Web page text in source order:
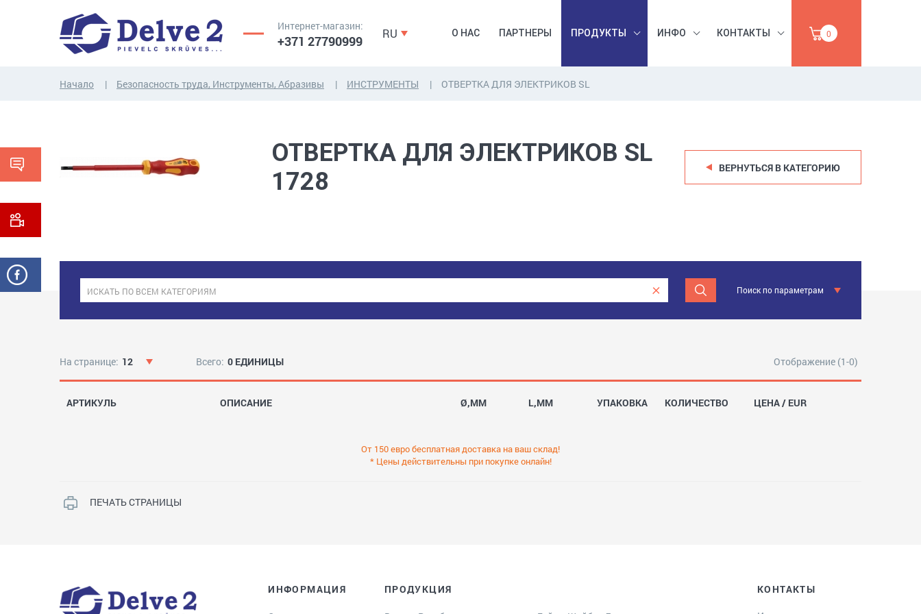
Интернет-магазин:
+371 27790999 RU О НАС ПАРТНЕРЫ ПРОДУКТЫ
ДЮБЕЛЬГВОЗДЬ,
ЯКОРЯ, КРЕПЕЖИ
ФУРНИТУРА,
ЛЕНТЫ, ГВОЗДИ
БУМАГА,
РАСПРОДАЖА
ИНФО КОНТАКТЫ 0
Начало Безопасность труда, Инструменты, Абразивы ИНСТРУМЕНТЫ ОТВЕРТКА ДЛЯ ЭЛЕКТРИКОВ SL
ОТВЕРТКА ДЛЯ ЭЛЕКТРИКОВ SL
1728
ВЕРНУТЬСЯ В КАТЕГОРИЮ
Поиск по параметрам
На странице: 12 Всего: 0 ЕДИНИЦЫ Отображение (1-0)
АРТИКУЛЬ ОПИСАНИЕ Ø,MM L,MM УПАКОВКА КОЛИЧЕСТВО ЦЕНА / EUR
От 150 евро бесплатная доставка на ваш склад!
* Цены действительны при покупке онлайн!
ПЕЧАТЬ СТРАНИЦЫ
ИНФОРМАЦИЯ ПРОДУКЦИЯ КОНТАКТЫ